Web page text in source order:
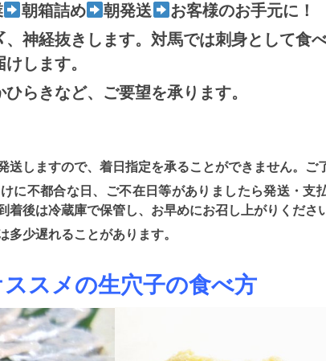
朝箱詰め 朝発送
お客様のお手元に！
神経抜きします。対馬では刺身として食
します。
らきなど、ご要望を承ります。
しますので、着日指定を承ることができません。ご
不都合な日、ご不在日等がありましたら発送・支
着後は冷蔵庫で保管し、お早めにお召し上がりくださ
少遅れることがあります。
ススメの生穴子の食べ方